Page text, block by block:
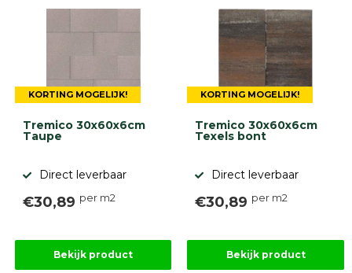
KORTING MOGELIJK!
Tremico 30x60x6cm
Taupe
Direct leverbaar
€30,89 per m2
Bekijk product
KORTING MOGELIJK!
Tremico 30x60x6cm
Texels bont
Direct leverbaar
€30,89 per m2
Bekijk product